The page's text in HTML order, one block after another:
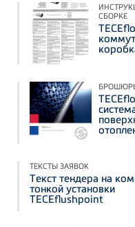
СБОРКЕ
ТЕКСТЫ ЗАЯВОК
Текст тендера на
тонкой установки
TECEflushpoint